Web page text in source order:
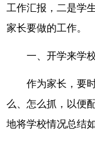
工作汇报，二是学
家长要做的工作。
一、开学来学
作为家长，要
么、怎么抓，以便
地将学校情况总结